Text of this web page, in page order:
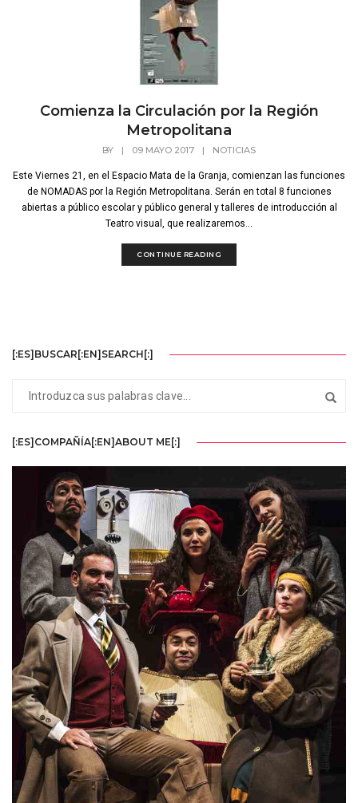
Comienza la Circulación por la Región
Metropolitana
BY | 09 MAYO 2017 | NOTICIAS
Este Viernes 21, en el Espacio Mata de la Granja, comienzan las funciones
de NOMADAS por la Región Metropolitana. Serán en total 8 funciones
abiertas a público escolar y público general y talleres de introducción al
Teatro visual, que realizaremos...
CONTINUE READING
[:ES]BUSCAR[:EN]SEARCH[:]
[:ES]COMPAÑÍA[:EN]ABOUT ME[:]